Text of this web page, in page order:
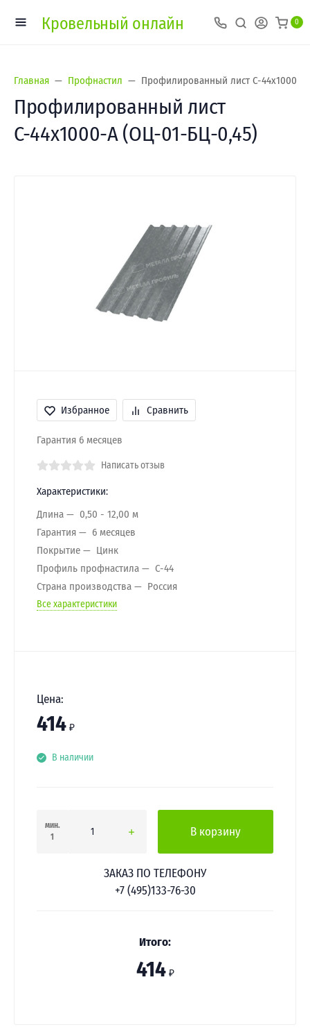
Кровельный онлайн 0
Главная Профнастил Профилированный лист С-44х1000-
Профилированный лист
С-44х1000-A (ОЦ-01-БЦ-0,45)
Избранное Сравнить
Гарантия 6 месяцев
Написать отзыв
Характеристики:
Длина
0,50 - 12,00 м
Гарантия
6 месяцев
Покрытие
Цинк
Профиль профнастила
C-44
Страна производства
Россия
Все характеристики
Цена:
414 ₽
В наличии
мин.
1
В корзину
ЗАКАЗ ПО ТЕЛЕФОНУ
+7 (495)133-76-30
Итого:
414 ₽